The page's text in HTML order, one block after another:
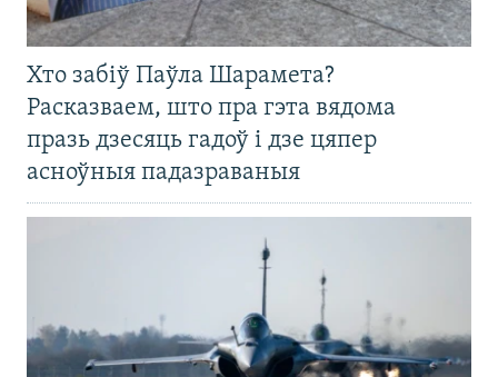
Хто забіў Паўла Шарамета?
Расказваем, што пра гэта вядома
празь дзесяць гадоў і дзе цяпер
асноўныя падазраваныя